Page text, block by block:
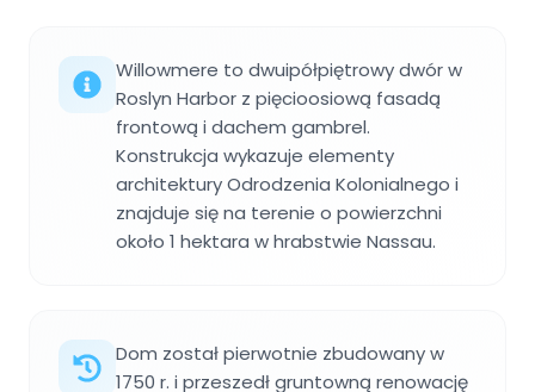
Willowmere to dwuipółpiętrowy dwór w
Roslyn Harbor z pięcioosiową fasadą
frontową i dachem gambrel.
Konstrukcja wykazuje elementy
architektury Odrodzenia Kolonialnego i
znajduje się na terenie o powierzchni
około 1 hektara w hrabstwie Nassau.
Dom został pierwotnie zbudowany w
1750 r. i przeszedł gruntowną renowację